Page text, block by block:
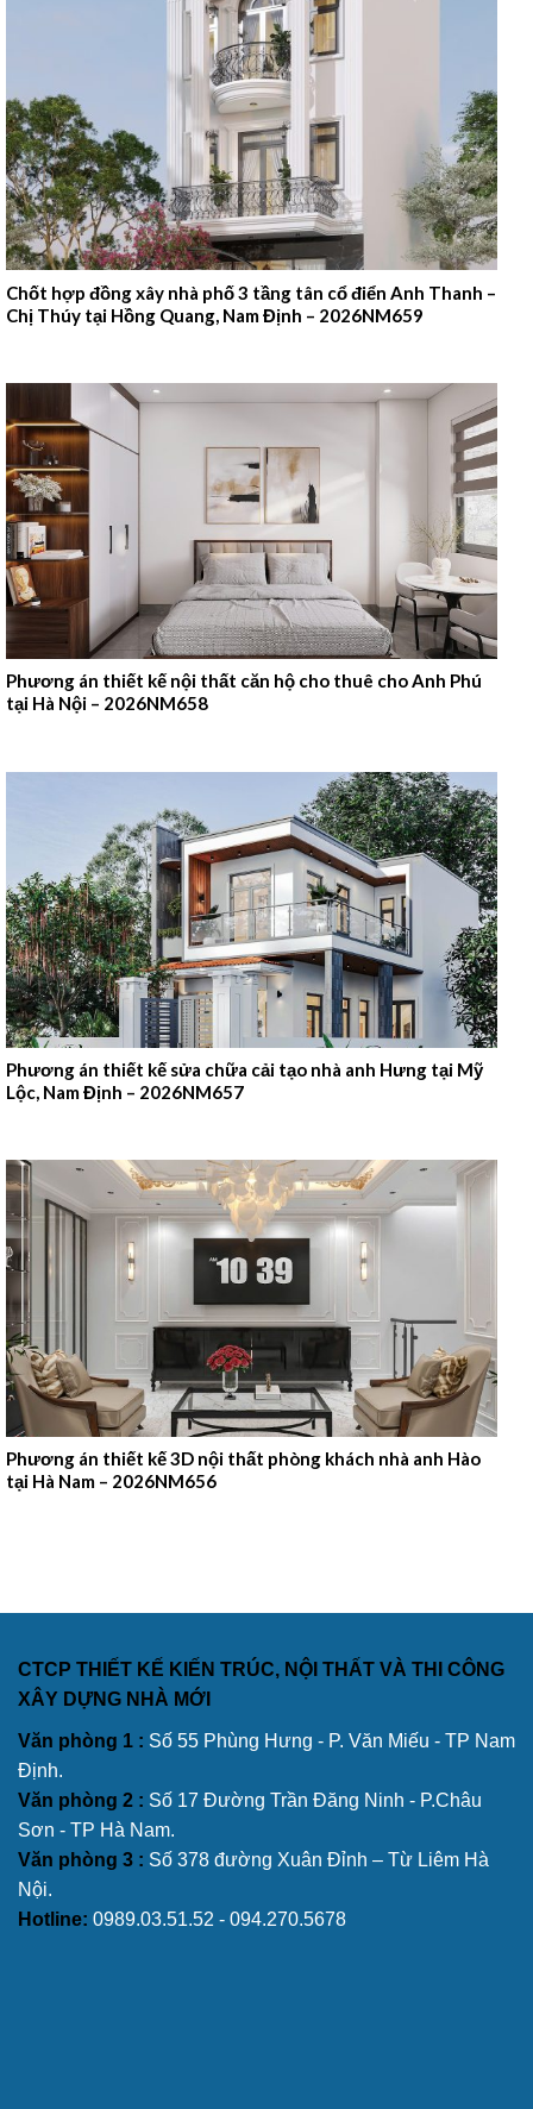
Chốt hợp đồng xây nhà phố 3 tầng tân cổ điển Anh Thanh –
Chị Thúy tại Hồng Quang, Nam Định – 2026NM659
Phương án thiết kế nội thất căn hộ cho thuê cho Anh Phú
tại Hà Nội – 2026NM658
Phương án thiết kế sửa chữa cải tạo nhà anh Hưng tại Mỹ
Lộc, Nam Định – 2026NM657
Phương án thiết kế 3D nội thất phòng khách nhà anh Hào
tại Hà Nam – 2026NM656
CTCP THIẾT KẾ KIẾN TRÚC, NỘI THẤT VÀ THI CÔNG
XÂY DỰNG NHÀ MỚI
Văn phòng 1 : Số 55 Phùng Hưng - P. Văn Miếu - TP Nam
Định.
Văn phòng 2 : Số 17 Đường Trần Đăng Ninh - P.Châu
Sơn - TP Hà Nam.
Văn phòng 3 : Số 378 đường Xuân Đỉnh – Từ Liêm Hà
Nội.
Hotline: 0989.03.51.52 - 094.270.5678